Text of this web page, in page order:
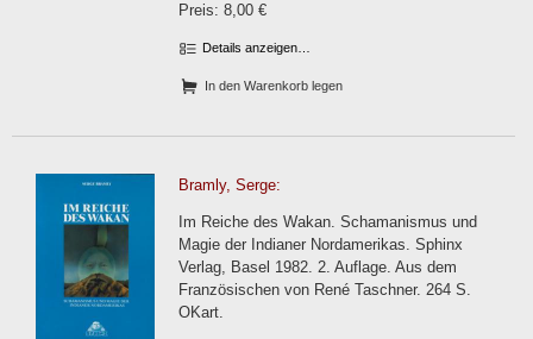
Preis: 8,00 €
Details anzeigen…
In den Warenkorb legen
Bramly, Serge:
Im Reiche des Wakan. Schamanismus und
Magie der Indianer Nordamerikas. Sphinx
Verlag, Basel 1982. 2. Auflage. Aus dem
Französischen von René Taschner. 264 S.
OKart.